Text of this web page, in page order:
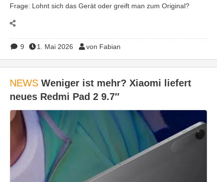
Frage: Lohnt sich das Gerät oder greift man zum Original?
9 1. Mai 2026 von Fabian
NEWS Weniger ist mehr? Xiaomi liefert
neues Redmi Pad 2 9.7″